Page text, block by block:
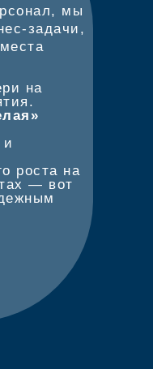
мы
задачи,
на
и
роста на
— вот